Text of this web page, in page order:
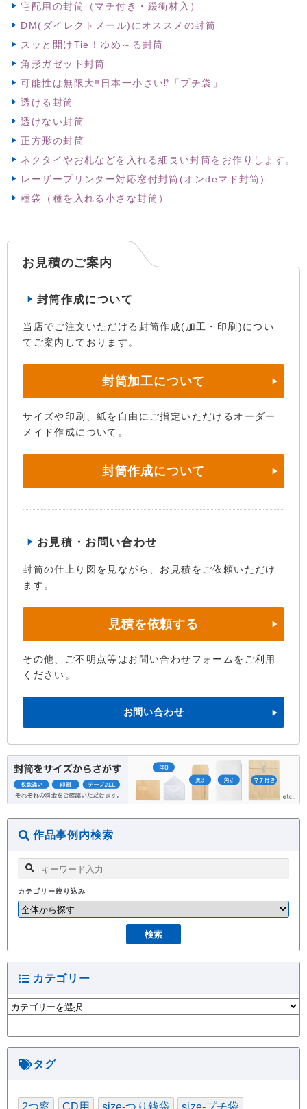
宅配用の封筒（マチ付き・緩衝材入）
DM(ダイレクトメール)にオススメの封筒
スッと開けTie！ゆめ～る封筒
角形ガゼット封筒
可能性は無限大‼日本一小さい⁉「プチ袋」
透ける封筒
透けない封筒
正方形の封筒
ネクタイやお札などを入れる細長い封筒をお作りします。
レーザープリンター対応窓付封筒(オンdeマド封筒)
種袋（種を入れる小さな封筒）
お見積のご案内
封筒作成について
当店でご注文いただける封筒作成(加工・印刷)につい
てご案内しております。
封筒加工について
サイズや印刷、紙を自由にご指定いただけるオーダー
メイド作成について。
封筒作成について
お見積・お問い合わせ
封筒の仕上り図を見ながら、お見積をご依頼いただけ
ます。
見積を依頼する
その他、ご不明点等はお問い合わせフォームをご利用
ください。
お問い合わせ
作品事例内検索
カテゴリー絞り込み
カテゴリー
カ
テ
タグ
2つ窓 CD用 size-つり銭袋 size-プチ袋